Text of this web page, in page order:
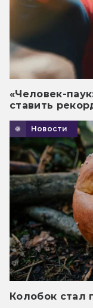
«Человек-
ставить
Новости
Колобок стал